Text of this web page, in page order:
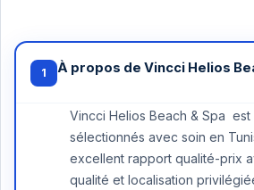
1 À propos de Vincci Helios
Vincci Helios Beach & Spa
sélectionnés avec soin en
excellent rapport qualité-prix
qualité et localisation